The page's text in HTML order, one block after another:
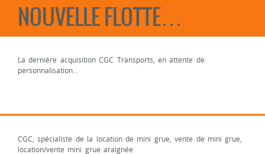
NOUVELLE FLOTTE…
La dernière acquisition CGC Transports, en attente de
personnalisation…
CGC, spécialiste de la location de mini grue, vente de mini grue,
location/vente mini grue araignée